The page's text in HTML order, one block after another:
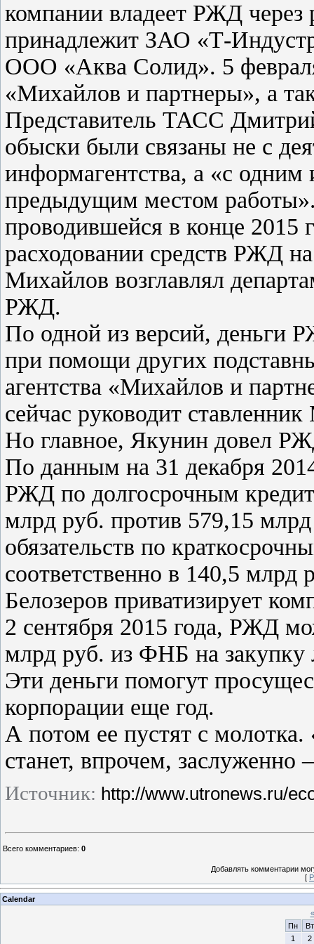
компании владеет РЖД через
принадлежит ЗАО «Т-
ООО «Аква Солид». 5
«Михайлов и партнеры», а
Представитель ТАСС
обыски были связаны не с
информагентства, а «с одним
предыдущим местом
проводившейся в конце 2015
расходовании средств РЖД
Михайлов возглавлял
РЖД.
По одной из версий, деньги
при помощи других
агентства «Михайлов и
сейчас руководит
Но главное, Якунин довел
По данным на 31 декабря
РЖД по долгосрочным
млрд руб. против 579,15
обязательств по
соответственно в 140,5
Белозеров приватизирует
2 сентября 2015 года, РЖД
млрд руб. из ФНБ на закупку
Эти деньги помогут
корпорации еще год.
А потом ее пустят с
станет, впрочем,
Источник: http://www.utronews.ru/
Всего комментариев: 0
Добавлять комментарии
[
Calendar
«
Пн
Вт
1
2